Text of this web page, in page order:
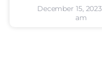
December 15, 2023
am